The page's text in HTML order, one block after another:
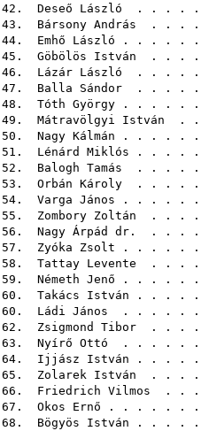
42. Deseő László . . . . .
43. Bársony András . . . .
44. Emhő László . . . . . .
45. Göbölös István . . . .
46. Lázár László . . . . .
47. Balla Sándor . . . . .
48. Tóth György . . . . . .
49. Mátravölgyi István . .
50. Nagy Kálmán . . . . . .
51. Lénárd Miklós . . . . .
52. Balogh Tamás . . . . .
53. Orbán Károly . . . . .
54. Varga János . . . . . .
55. Zombory Zoltán . . . .
56. Nagy Árpád dr. . . . .
57. Zyóka Zsolt . . . . . .
58. Tattay Levente . . . .
59. Németh Jenő . . . . . .
60. Takács István . . . . .
60. Ládi János . . . . . .
62. Zsigmond Tibor . . . .
63. Nyírő Ottó . . . . . .
64. Ijjász István . . . . .
65. Zolarek István . . . .
66. Friedrich Vilmos . . .
67. Okos Ernő . . . . . . .
68. Bögyös István . . . . .